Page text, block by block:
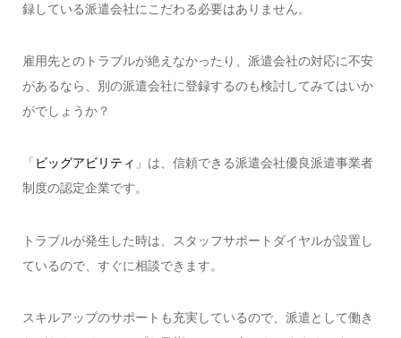
録している派遣会社にこだわる必要はありません。
雇用先とのトラブルが絶えなかったり、派遣会社の対応に不安
があるなら、別の派遣会社に登録するのも検討してみてはいか
がでしょうか？
「 ビッグアビリティ 」は、信頼できる派遣会社優良派遣事業者
制度の認定企業です。
トラブルが発生した時は、スタッフサポートダイヤルが設置し
ているので、すぐに相談できます。
スキルアップのサポートも充実しているので、派遣として働き